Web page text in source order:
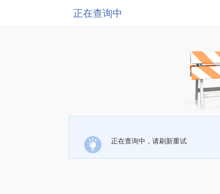
正在查询中
正在查询中，请刷新重试